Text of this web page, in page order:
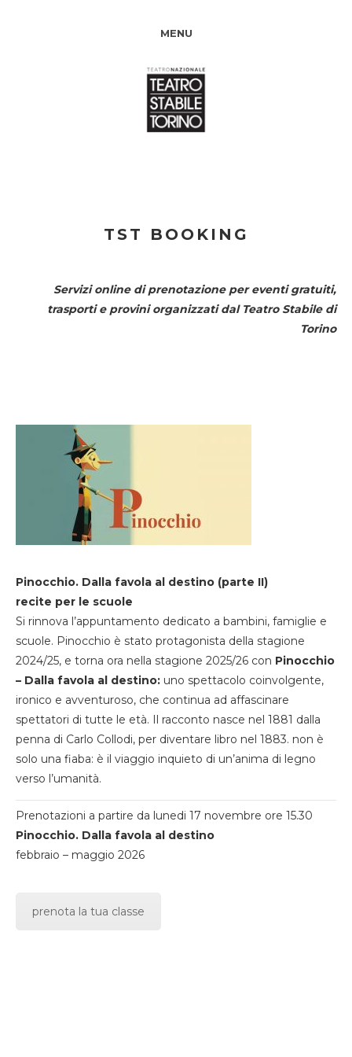
MENU
TST BOOKING
Servizi online di prenotazione per eventi gratuiti,
trasporti e provini organizzati dal Teatro Stabile di
Torino
Pinocchio. Dalla favola al destino (parte II)
recite per le scuole
Si rinnova l’appuntamento dedicato a bambini, famiglie e
scuole. Pinocchio è stato protagonista della stagione
2024/25, e torna ora nella stagione 2025/26 con Pinocchio
– Dalla favola al destino: uno spettacolo coinvolgente,
ironico e avventuroso, che continua ad affascinare
spettatori di tutte le età. Il racconto nasce nel 1881 dalla
penna di Carlo Collodi, per diventare libro nel 1883. non è
solo una fiaba: è il viaggio inquieto di un’anima di legno
verso l’umanità.
Prenotazioni a partire da lunedi 17 novembre ore 15.30
Pinocchio. Dalla favola al destino
febbraio – maggio 2026
prenota la tua classe